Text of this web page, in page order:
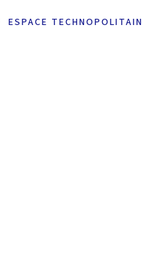
ESPACE TECHNOPOLITAIN